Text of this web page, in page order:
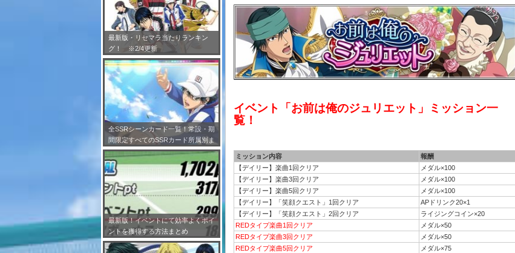
最新版・リセマラ当たりランキン
グ！ ※2/4更新
全SSRシーンカード一覧！常設・期
間限定すべてのSSRカード所属別ま
とめ！※2/4更新
最新版！イベントにて効率よくポイ
ントを獲得する方法まとめ
イベント「お前は俺のジュリエット」ミッション一
覧！
ミッション内容
報酬
【デイリー】楽曲1回クリア
メダル×100
【デイリー】楽曲3回クリア
メダル×100
【デイリー】楽曲5回クリア
メダル×100
【デイリー】「笑顔クエスト」1回クリア
APドリンク20×1
【デイリー】「笑顔クエスト」2回クリア
ライジングコイン×20
REDタイプ楽曲1回クリア
メダル×50
REDタイプ楽曲3回クリア
メダル×50
REDタイプ楽曲5回クリア
メダル×75